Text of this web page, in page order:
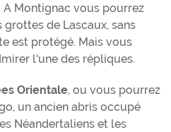
Montignac vous pourrez
de Lascaux, sans
est protégé. Mais vous
l'une des répliques.
Orientale, ou vous pourrez
un ancien abris occupé
Néandertaliens et les